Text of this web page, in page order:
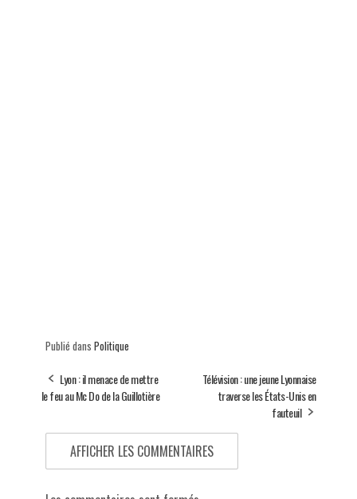
Publié dans Politique
Lyon : il menace de mettre
le feu au Mc Do de la Guillotière
Télévision : une jeune Lyonnaise
traverse les États-Unis en
fauteuil
AFFICHER LES COMMENTAIRES